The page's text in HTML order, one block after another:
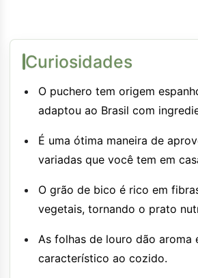
Curiosidades
O puchero tem origem
adaptou ao Brasil com
É uma ótima maneira de
variadas que você tem em
O grão de bico é rico em
vegetais, tornando o prato
As folhas de louro dão aroma
característico ao cozido.